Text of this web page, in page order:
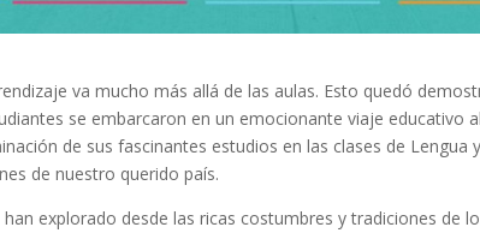
va mucho más allá de las aulas. Esto quedó
se embarcaron en un emocionante viaje educativo al
de sus fascinantes estudios en las clases de Lengua
de nuestro querido país.
explorado desde las ricas costumbres y tradiciones de